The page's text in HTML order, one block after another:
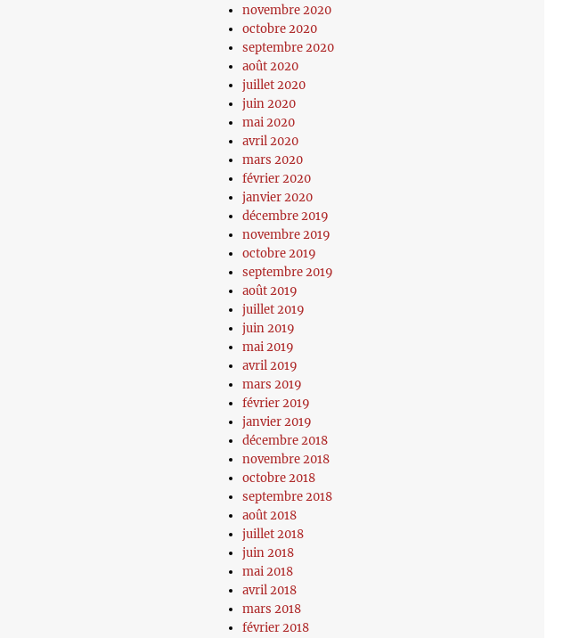
novembre 2020
octobre 2020
septembre 2020
août 2020
juillet 2020
juin 2020
mai 2020
avril 2020
mars 2020
février 2020
janvier 2020
décembre 2019
novembre 2019
octobre 2019
septembre 2019
août 2019
juillet 2019
juin 2019
mai 2019
avril 2019
mars 2019
février 2019
janvier 2019
décembre 2018
novembre 2018
octobre 2018
septembre 2018
août 2018
juillet 2018
juin 2018
mai 2018
avril 2018
mars 2018
février 2018